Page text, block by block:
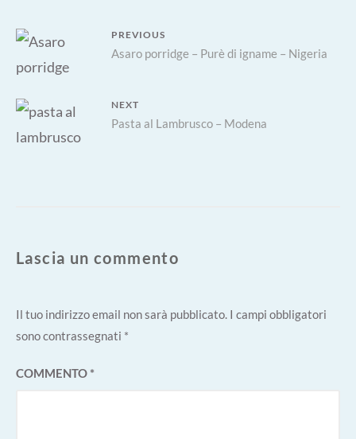
Navigazione
articoli
PREVIOUS
post:
Asaro porridge – Purè di igname – Nigeria
NEXT
Next
Pasta al Lambrusco – Modena
Lascia un commento
Il tuo indirizzo email non sarà pubblicato. I campi obbligatori
sono contrassegnati *
COMMENTO*